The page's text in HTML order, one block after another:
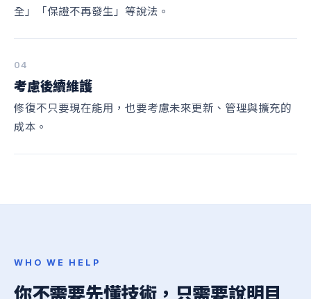
全」「保證不再發生」等說法。
04
考慮後續維護
修復不只要現在能用，也要考慮未來更新、管理與擴充的
成本。
WHO WE HELP
你不需要先懂技術，只需要說明目